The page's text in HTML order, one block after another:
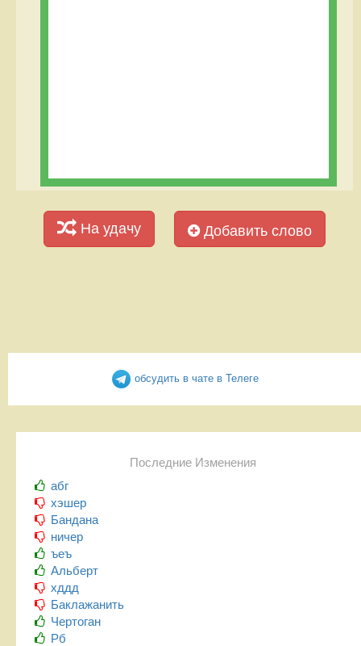
На удачу Добавить слово
обсудить в чате в Телеге
Последние Изменения
абг
хэшер
Бандана
ничер
ъеъ
Альберт
хддд
Баклажанить
Чертоган
Рб